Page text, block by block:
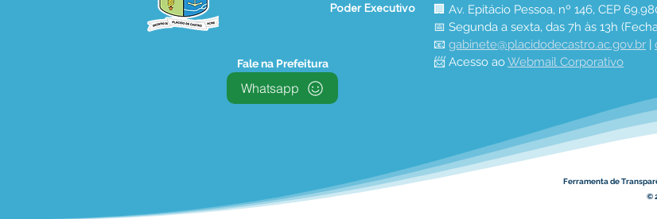
Poder Executivo
Fale na Prefeitura
Whatsapp
🏢 Av. Epitácio Pessoa, nº 146, CEP
📅 Segunda a sexta, das 7h às 13h
📧 gabinete@placidodecastro.ac.gov.br |
📨 Acesso ao Webmail Corporativo
Ferramenta de
©